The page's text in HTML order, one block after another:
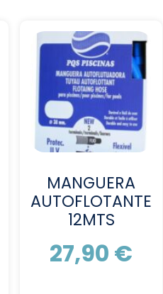
MANGUERA
AUTOFLOTANTE
12MTS
27,90 €